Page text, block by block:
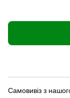
Самовивіз з